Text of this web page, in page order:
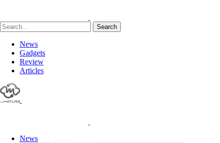
Search
News
Gadgets
Review
Articles
News